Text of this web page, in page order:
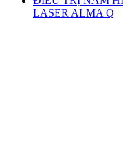
LASER ALMA Q